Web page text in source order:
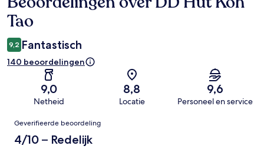
Tao
9,2 Fantastisch
140 beoordelingen
9,0
Netheid
8,8
Locatie
9,6
Personeel en service
Beoordelingen
Geverifieerde beoordeling
4/10 – Redelijk